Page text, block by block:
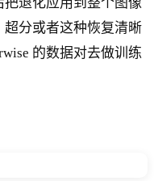
退化应用到整个图像
分或者这种恢复清晰
的数据对去做训练